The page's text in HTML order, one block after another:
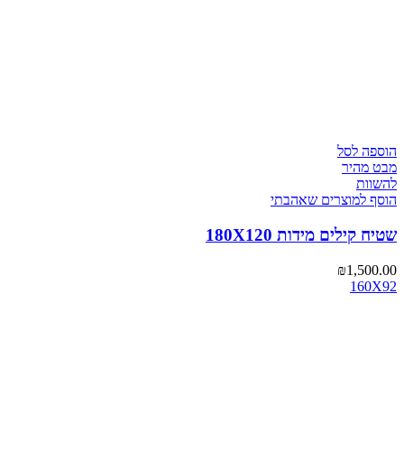
הוספה לסל
מבט מהיר
להשוות
הוסף למוצרים שאהבתי
שטיח קילים מידות 180X120
₪1,500.00
160X92